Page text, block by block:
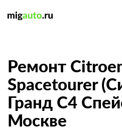
Ремонт
Spacetourer
Гранд С4
Москве